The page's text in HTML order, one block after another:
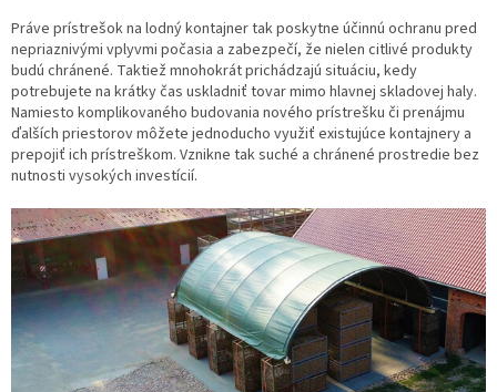
Práve prístrešok na lodný kontajner tak poskytne účinnú ochranu pred
nepriaznivými vplyvmi počasia a zabezpečí, že nielen citlivé produkty
budú chránené. Taktiež mnohokrát prichádzajú situáciu, kedy
potrebujete na krátky čas uskladniť tovar mimo hlavnej skladovej haly.
Namiesto komplikovaného budovania nového prístrešku či prenájmu
ďalších priestorov môžete jednoducho využiť existujúce kontajnery a
prepojiť ich prístreškom. Vznikne tak suché a chránené prostredie bez
nutnosti vysokých investícií.